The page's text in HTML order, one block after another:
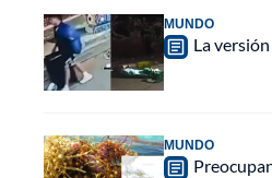
MUNDO
La
MUNDO